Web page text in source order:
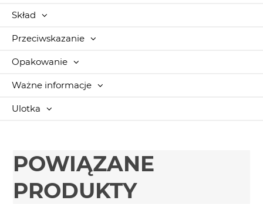
Skład
Przeciwskazanie
Opakowanie
Ważne informacje
Ulotka
POWIĄZANE
PRODUKTY